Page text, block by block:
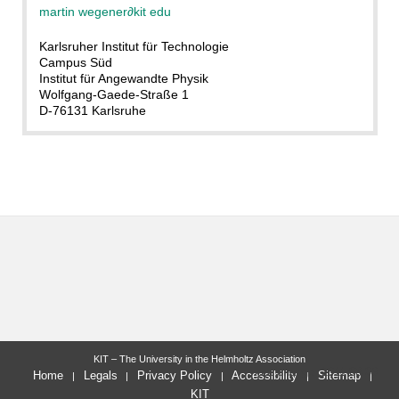
martin wegener∂kit edu
Karlsruher Institut für Technologie
Campus Süd
Institut für Angewandte Physik
Wolfgang-Gaede-Straße 1
D-76131 Karlsruhe
last change: 2011-08-03
KIT – The University in the Helmholtz Association
Home Legals Privacy Policy Accessibility
Sitemap
KIT